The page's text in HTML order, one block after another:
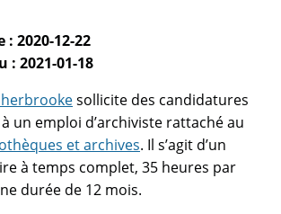
: 2020-12-22
: 2021-01-18
sollicite des candidatures
un emploi d’archiviste rattaché au
et archives. Il s’agit d’un
à temps complet, 35 heures par
durée de 12 mois.